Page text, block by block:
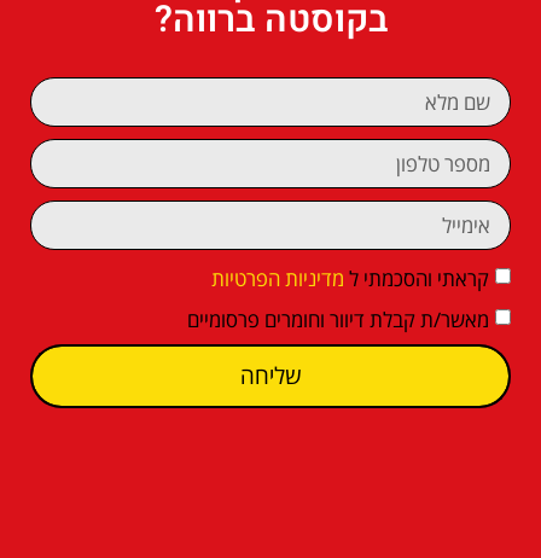
בקוסטה ברווה?
קראתי והסכמתי ל מדיניות הפרטיות
מאשר/ת קבלת דיוור וחומרים פרסומיים
שליחה